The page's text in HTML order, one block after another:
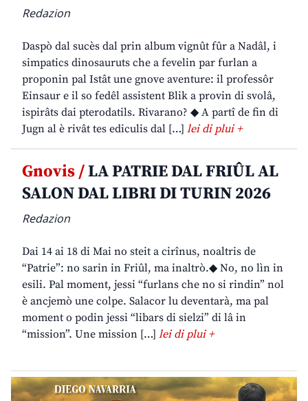
Redazion
Daspò dal sucès dal prin album vignût fûr a Nadâl, i
simpatics dinosauruts che a fevelin par furlan a
proponin pal Istât une gnove aventure: il professôr
Einsaur e il so fedêl assistent Blik a provin di svolâ,
ispirâts dai pterodatils. Rivarano? ◆ A partî de fin di
Jugn al è rivât tes ediculis dal […] lei di plui +
Gnovis /LA PATRIE DAL FRIÛL AL
SALON DAL LIBRI DI TURIN 2026
Redazion
Dai 14 ai 18 di Mai no steit a cirînus, noaltris de
“Patrie”: no sarin in Friûl, ma inaltrò.◆ No, no lìn in
esili. Pal moment, jessi “furlans che no si rindin” nol
è ancjemò une colpe. Salacor lu deventarà, ma pal
moment o podin jessi “libars di sielzi” di lâ in
“mission”. Une mission […] lei di plui +